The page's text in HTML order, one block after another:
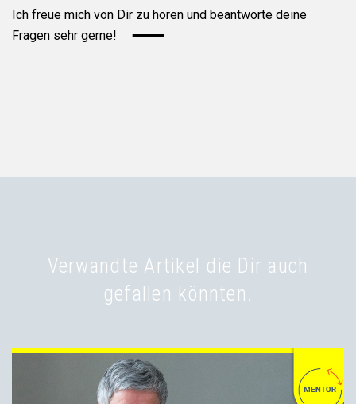
Ich freue mich von Dir zu hören und beantworte deine
Fragen sehr gerne!
Verwandte Artikel die Dir auch
gefallen könnten.